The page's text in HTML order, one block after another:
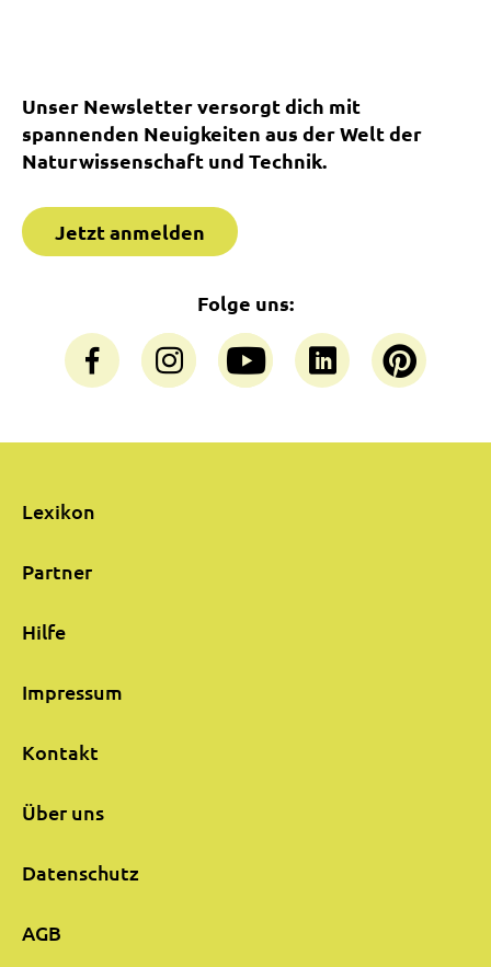
Unser Newsletter versorgt dich mit
spannenden Neuigkeiten aus der Welt der
Naturwissenschaft und Technik.
Jetzt anmelden
Folge uns:
Lexikon
Partner
Hilfe
Impressum
Kontakt
Über uns
Datenschutz
AGB